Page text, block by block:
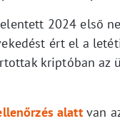
2024 első
ért el a
kriptóban az
alattvan